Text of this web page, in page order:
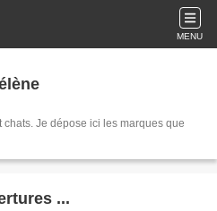
MENU
Je dépose ici les marques que
...